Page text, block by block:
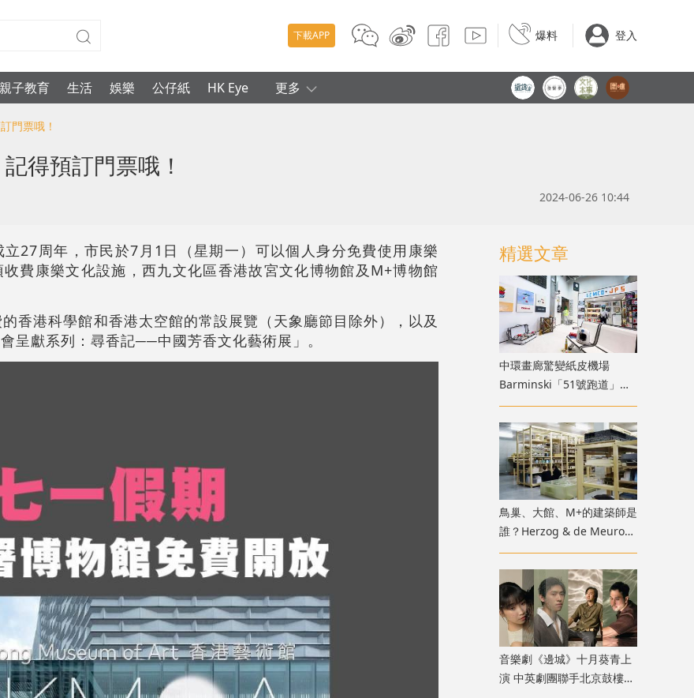
下載APP 爆料 登入
親子教育 生活 娛樂 公仔紙 HK Eye 更多
門票哦！
得預訂門票哦！
2024-06-26 10:44
27周年，市民於7月1日（星期一）可以個人身分免費使用康樂
費康樂文化設施，西九文化區香港故宮文化博物館及M+博物館
香港科學館和香港太空館的常設展覽（天象廳節目除外），以及
呈獻系列：尋香記──中國芳香文化藝術展」。
精選文章
中環畫廊驚變紙皮機場
Barminski「51號跑道」用
紙箱建造星際航廈
鳥巢、大館、M+的建築師是
誰？Herzog & de Meuron
展覽9月M+揭開創作過程
音樂劇《邊城》十月葵青上
演 中英劇團聯手北京鼓樓西